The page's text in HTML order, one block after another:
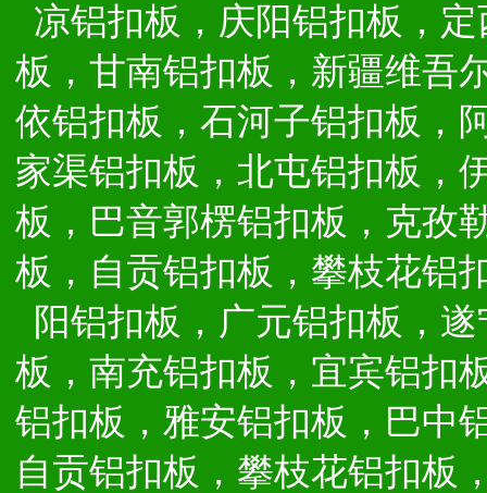
凉铝扣板，庆阳铝扣板，
板，甘南铝扣板，新疆维吾
依铝扣板，石河子铝扣板，
家渠铝扣板，北屯铝扣板，
板，巴音郭楞铝扣板，克孜
板，自贡铝扣板，攀枝花铝
阳铝扣板，广元铝扣板，
板，南充铝扣板，宜宾铝扣
铝扣板，雅安铝扣板，巴中
自贡铝扣板，攀枝花铝扣板